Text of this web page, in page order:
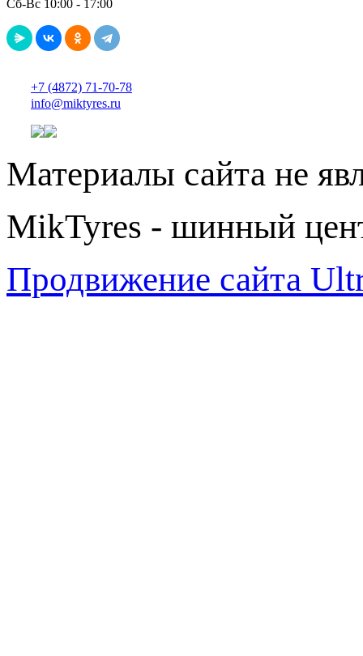
Сб-Вс 10:00 - 17:00
+7 (4872) 71-70-78
info@miktyres.ru
Материалы сайта не
MikTyres - шинный
Продвижение сайта